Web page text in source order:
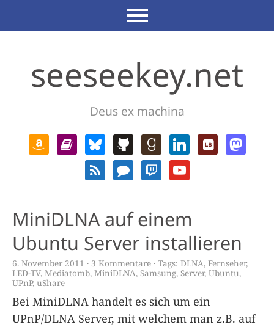
seeseekey.net
Deus ex machina
MiniDLNA auf einem
Ubuntu Server installieren
6. November 2011 3 Kommentare Tags: DLNA, Fernseher,
LED-TV, Mediatomb, MiniDLNA, Samsung, Server, Ubuntu,
UPnP, uShare
Bei MiniDLNA han­delt es sich um ein
UPnP/DLNA Ser­ver, mit wel­chem man z.B. auf